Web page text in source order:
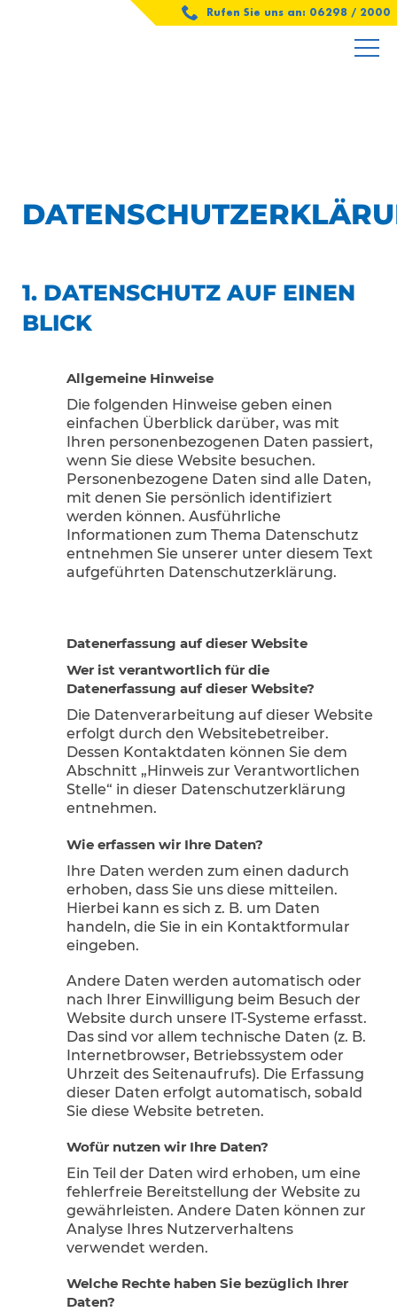
Rufen Sie uns an: 06298 / 2000
1. DATENSCHUTZ AUF EINEN
BLICK
Allgemeine Hinweise
Die folgenden Hinweise geben einen
einfachen Überblick darüber, was mit
Ihren personenbezogenen Daten passiert,
wenn Sie diese Website besuchen.
Personenbezogene Daten sind alle Daten,
mit denen Sie persönlich identifiziert
werden können. Ausführliche
Informationen zum Thema Datenschutz
entnehmen Sie unserer unter diesem Text
aufgeführten Datenschutzerklärung.
Datenerfassung auf dieser Website
Wer ist verantwortlich für die
Datenerfassung auf dieser Website?
Die Datenverarbeitung auf dieser Website
erfolgt durch den Websitebetreiber.
Dessen Kontaktdaten können Sie dem
Abschnitt „Hinweis zur Verantwortlichen
Stelle“ in dieser Datenschutzerklärung
entnehmen.
Wie erfassen wir Ihre Daten?
Ihre Daten werden zum einen dadurch
erhoben, dass Sie uns diese mitteilen.
Hierbei kann es sich z. B. um Daten
handeln, die Sie in ein Kontaktformular
eingeben.
Andere Daten werden automatisch oder
nach Ihrer Einwilligung beim Besuch der
Website durch unsere IT-Systeme erfasst.
Das sind vor allem technische Daten (z. B.
Internetbrowser, Betriebssystem oder
Uhrzeit des Seitenaufrufs). Die Erfassung
dieser Daten erfolgt automatisch, sobald
Sie diese Website betreten.
Wofür nutzen wir Ihre Daten?
Ein Teil der Daten wird erhoben, um eine
fehlerfreie Bereitstellung der Website zu
gewährleisten. Andere Daten können zur
Analyse Ihres Nutzerverhaltens
verwendet werden.
Welche Rechte haben Sie bezüglich Ihrer
Daten?